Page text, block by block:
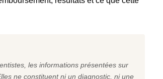
les informations présentées sur
ne constituent ni un diagnostic, ni une